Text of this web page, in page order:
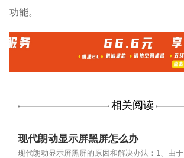
功能。
相关阅读
现代朗动显示屏黑屏怎么办
现代朗动显示屏黑屏的原因和解决办法：1、由于